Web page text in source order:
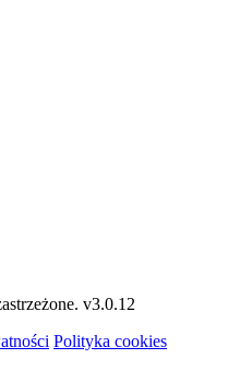
v3.0.12
Polityka cookies